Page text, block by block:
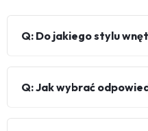
Q: Do jakiego stylu
Q: Jak wybrać